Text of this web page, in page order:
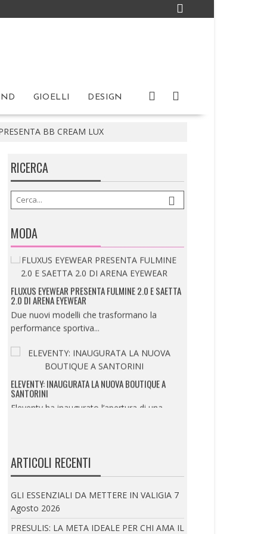
GIOELLI DESIGN
BB CREAM LUX
RICERCA
MODA
IRA LANGEVIN: PRESENTA ORIGAMI
incontra architettura,...
FLUXUS EYEWEAR PRESENTA FULMINE 2.0 E SAETTA
2.0 DI ARENA EYEWEAR
Due nuovi modelli che trasformano la
performance sportiva...
ELEVENTY: INAUGURATA LA NUOVA BOUTIQUE A
SANTORINI
Eleventy ha inaugurato l’apertura di una
ISTITUTO MARANGONI MILANO PRESENTA LA
SUMMER EXPERIENCE
UN’IMMERSIONE NEL MONDO DELLA
MODA, DEL BEAUTY E...
ARTICOLI RECENTI
GLI ESSENZIALI DA METTERE IN VALIGIA 7
Agosto 2026
PRESULIS: LA META IDEALE PER CHI AMA IL